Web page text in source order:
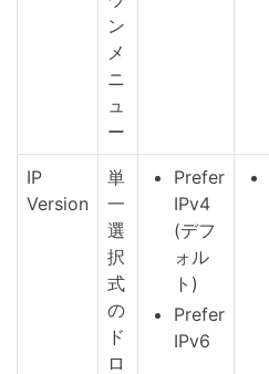
ン
メ
ニ
ュ
ー
IP
Version
単
一
選
択
式
の
ド
ロ
Prefer
IPv4
(デフ
ォル
ト)
Prefer
IPv6